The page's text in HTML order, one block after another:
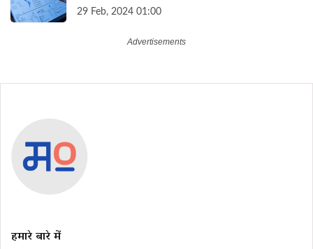
29 Feb, 2024 01:00
हमारे बारे में